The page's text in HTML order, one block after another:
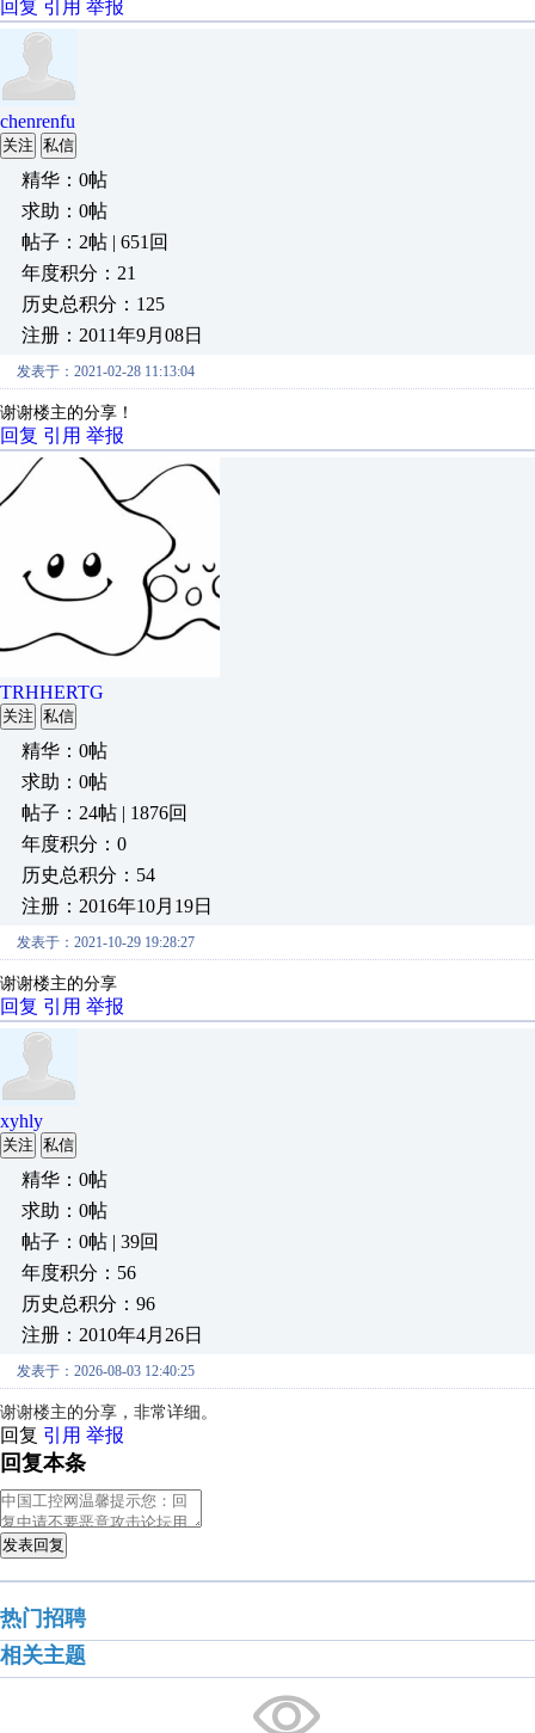
回复 引用 举报
chenrenfu
关注 私信
精华：0帖
求助：0帖
帖子：2帖 | 651回
年度积分：21
历史总积分：125
注册：2011年9月08日
发表于：2021-02-28 11:13:04
谢谢楼主的分享！
回复 引用 举报
TRHHERTG
关注 私信
精华：0帖
求助：0帖
帖子：24帖 | 1876回
年度积分：0
历史总积分：54
注册：2016年10月19日
发表于：2021-10-29 19:28:27
谢谢楼主的分享
回复 引用 举报
xyhly
关注 私信
精华：0帖
求助：0帖
帖子：0帖 | 39回
年度积分：56
历史总积分：96
注册：2010年4月26日
发表于：2026-08-03 12:40:25
谢谢楼主的分享，非常详细。
回复 引用 举报
回复本条
发表回复
热门招聘
相关主题